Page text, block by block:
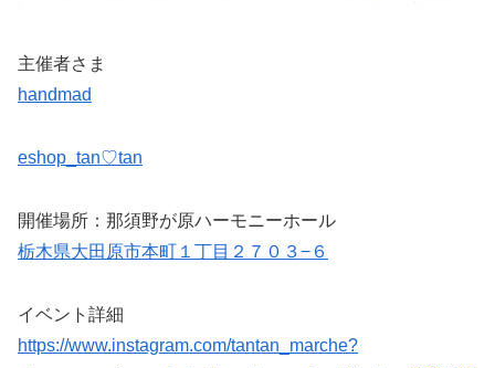
主催者さま
handmad
eshop_tan♡tan
開催場所：那須野が原ハーモニーホール
栃木県大田原市本町１丁目２７０３−６
イベント詳細
https://www.instagram.com/tantan_marche?